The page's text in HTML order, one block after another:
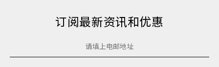
订阅最新资讯和优惠